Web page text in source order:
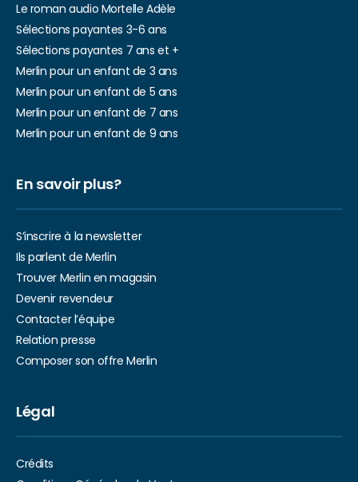
Le roman audio Mortelle Adèle
Sélections payantes 3-6 ans
Sélections payantes 7 ans et +
Merlin pour un enfant de 3 ans
Merlin pour un enfant de 5 ans
Merlin pour un enfant de 7 ans
Merlin pour un enfant de 9 ans
En savoir plus?
S’inscrire à la newsletter
Ils parlent de Merlin
Trouver Merlin en magasin
Devenir revendeur
Contacter l’équipe
Relation presse
Composer son offre Merlin
Légal
Crédits